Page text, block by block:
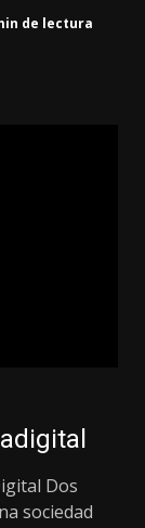
de lectura
Dos
sociedad